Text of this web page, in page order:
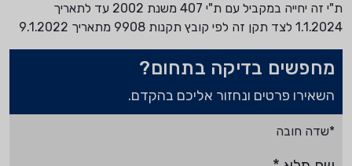
ת"י זה יחייה במקביל עם ת"י 407 משנת 2002 עד לתאריך
1.1.2024 לצד תקן זה לפי קובץ תקנות 9908 מתאריך 9.1.2022
מחפשים בדיקה בתחום?
השאירו פרטים ונחזור אליכם בהקדם.
*שדה חובה